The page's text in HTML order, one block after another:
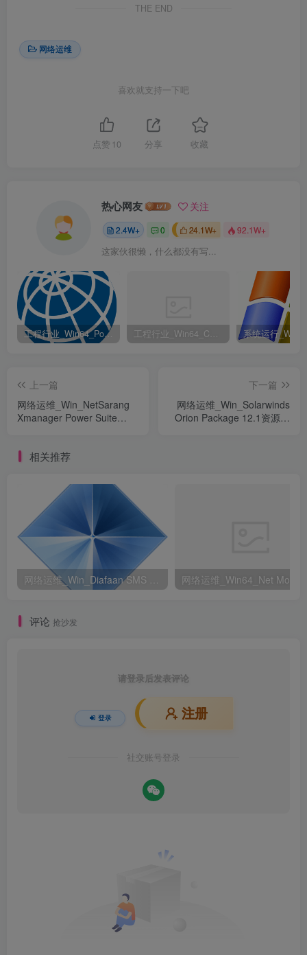
THE END
网络运维
喜欢就支持一下吧
点赞 10 分享 收藏
热心网友 关注
2.4W+ 0 24.1W+ 92.1W+
这家伙很懒，什么都没有写...
工程行业_Win64_PointWise 18.6 R2 x64资源下载地址_百度网盘迅雷BT 工程行业_Win64_Cadence Fidelity Pointwise 2024.1 x64资源下载地址_百度网盘迅雷BT
上一篇
网络运维_Win_NetSarang
Xmanager Power Suite
下一篇
网络运维_Win_Solarwinds
Orion Package 12.1资源下
相关推荐
评论 抢沙发
请登录后发表评论
登录 注册
社交账号登录